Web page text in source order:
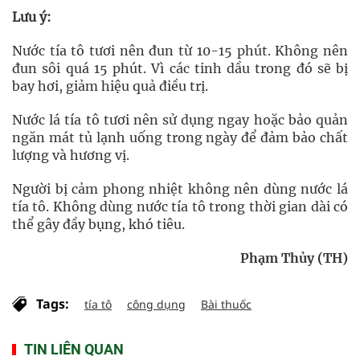
Lưu ý:
Nước tía tô tươi nên đun từ 10-15 phút. Không nên
đun sôi quá 15 phút. Vì các tinh dầu trong đó sẽ bị
bay hơi, giảm hiệu quả điều trị.
Nước lá tía tô tươi nên sử dụng ngay hoặc bảo quản
ngăn mát tủ lạnh uống trong ngày để đảm bảo chất
lượng và hương vị.
Người bị cảm phong nhiệt không nên dùng nước lá
tía tô. Không dùng nước tía tô trong thời gian dài có
thể gây đầy bụng, khó tiêu.
Phạm Thủy (TH)
Tags: tía tô công dụng Bài thuốc
TIN LIÊN QUAN